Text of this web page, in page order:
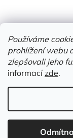
Používáme
prohlížení webu
zlepšovali jeho
informacízde.
Copyright 2026
práva